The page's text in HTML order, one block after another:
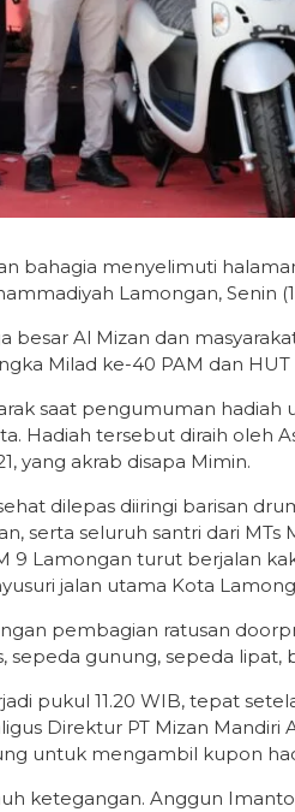
bahagia menyelimuti
Lamongan, Senin
besar Al Mizan dan
Milad ke-40 PAM dan
saat pengumuman
Hadiah tersebut diraih oleh
yang akrab disapa Mimin.
dilepas diiringi barisan
serta seluruh santri dari MTs
9 Lamongan turut berjalan
jalan utama Kota
pembagian ratusan
sepeda gunung, sepeda lipat,
pukul 11.20 WIB, tepat
Direktur PT Mizan Mandiri
untuk mengambil kupon
ketegangan. Anggun